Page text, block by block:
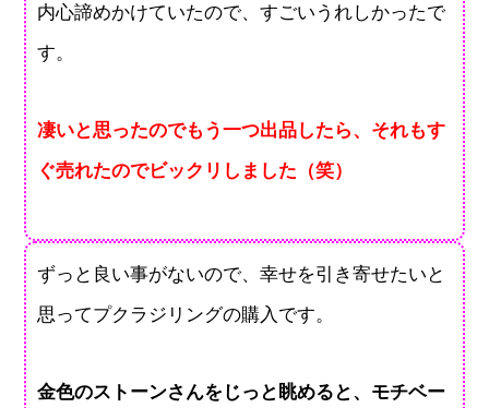
内心諦めかけていたので、すごいうれしかったで
す。
凄いと思ったのでもう一つ出品したら、それもす
ぐ売れたのでビックリしました（笑）
ずっと良い事がないので、幸せを引き寄せたいと
思ってプクラジリングの購入です。
金色のストーンさんをじっと眺めると、モチベー